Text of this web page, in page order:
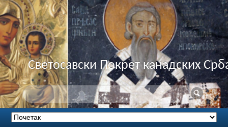
Светосавски Покрет канадских